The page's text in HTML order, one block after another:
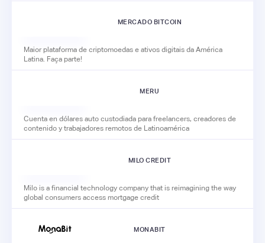
MERCADO BITCOIN
Maior plataforma de criptomoedas e ativos digitais da América
Latina. Faça parte!
MERU
Cuenta en dólares auto custodiada para freelancers, creadores de
contenido y trabajadores remotos de Latinoamérica
MILO CREDIT
Milo is a financial technology company that is reimagining the way
global consumers access mortgage credit
MONABIT